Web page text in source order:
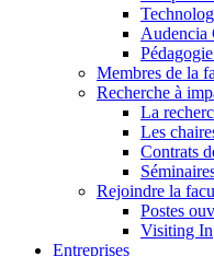
Audencia
Membres de la
Recherche à
La
Les
Contrats
Rejoindre la
Postes
Visiting In
Entreprises